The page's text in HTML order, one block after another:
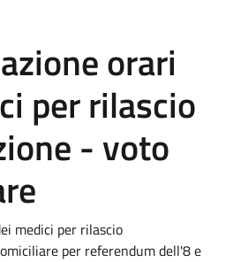
orari
per rilascio
- voto
medici per rilascio
per referendum dell'8 e